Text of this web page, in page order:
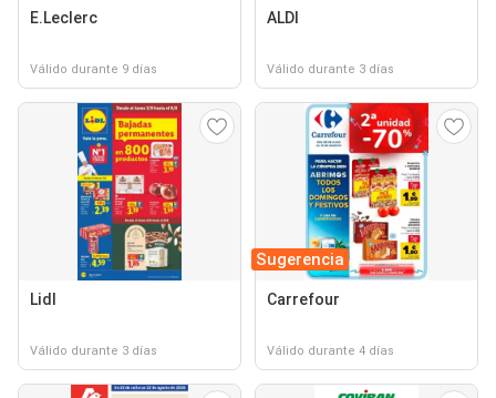
E.Leclerc
Válido durante 9 días
ALDI
Válido durante 3 días
Lidl
Válido durante 3 días
Sugerencia
Carrefour
Válido durante 4 días